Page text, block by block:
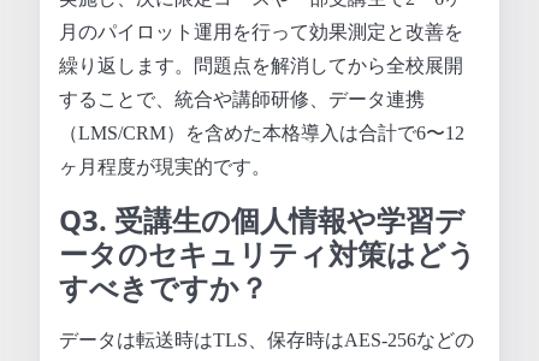
月のパイロット運用を行って効果測定と改善を
繰り返します。問題点を解消してから全校展開
することで、統合や講師研修、データ連携
（LMS/CRM）を含めた本格導入は合計で6〜12
ヶ月程度が現実的です。
Q3. 受講生の個人情報や学習デ
ータのセキュリティ対策はどう
すべきですか？
データは転送時はTLS、保存時はAES-256などの